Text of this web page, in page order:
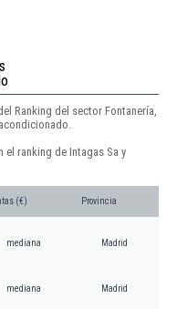
Ranking del sector Fontanería,
ranking de Intagas Sa y
(€) Provincia
mediana Madrid
mediana Madrid